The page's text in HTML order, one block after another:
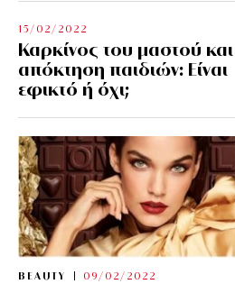
15/02/2022
Καρκίνος του μαστού και
απόκτηση παιδιών: Είναι
εφικτό ή όχι;
BEAUTY 09/02/2022